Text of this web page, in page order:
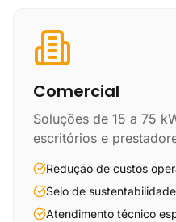
Comercial
Soluções de 15 a 75
escritórios e
Redução de custos
Selo de sustentabilidade
Atendimento técnico